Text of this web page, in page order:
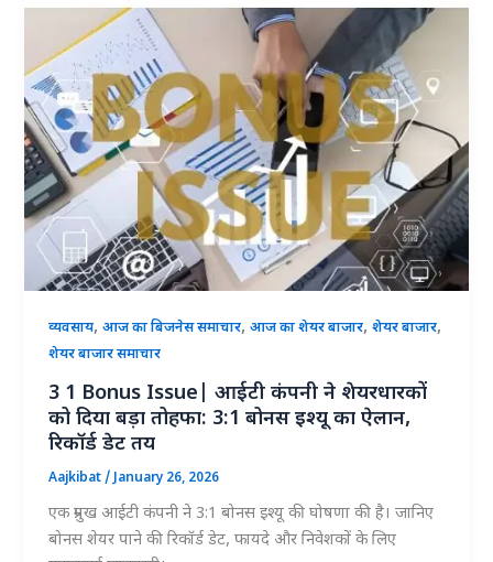
व्यवसाय,आज का बिजनेस समाचार,आज का शेयर बाजार,शेयर बाजार,
शेयर बाजार समाचार
3 1 Bonus Issue| आईटी कंपनी ने शेयरधारकों
को दिया बड़ा तोहफा: 3:1 बोनस इश्यू का ऐलान,
रिकॉर्ड डेट तय
Aajkibat/January 26, 2026
एक प्रमुख आईटी कंपनी ने 3:1 बोनस इश्यू की घोषणा की है। जानिए
बोनस शेयर पाने की रिकॉर्ड डेट, फायदे और निवेशकों के लिए